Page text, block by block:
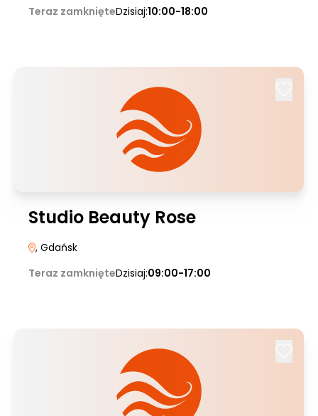
Teraz zamknięteDzisiaj:10:00-18:00
Studio Beauty Rose
, Gdańsk
Teraz zamknięteDzisiaj:09:00-17:00